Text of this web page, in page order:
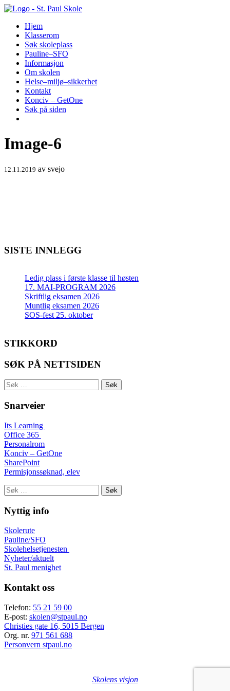
Hopp
innholdHjem
Klasserom
Søk skoleplass
Pauline–SFO
Informasjon
Om skolen
Helse–miljø–sikkerhet
Kontakt
Konciv – GetOne
Søk på siden
Image-6
12.11.2019 av svejo
SISTE INNLEGG
Ledig plass i første klasse til høsten
17. MAI-PROGRAM 2026
Skriftlig eksamen 2026
Muntlig eksamen 2026
SOS-fest 25. oktober
STIKKORD
SØK PÅ NETTSIDEN
Søk
etter:
Snarveier
Its Learning
Office 365
Personalrom
Konciv – GetOne
SharePoint
Permisjonssøknad, elev
Søk
etter:
Nyttig info
Skolerute
Pauline/SFO
Skolehelsetjenesten
Nyheter/aktuelt
St. Paul menighet
Kontakt oss
Telefon: 55 21 59 00
E-post: skolen@stpaul.no
Christies gate 16, 5015 Bergen
Org. nr. 971 561 688
Personvern stpaul.no
Skolens visjon